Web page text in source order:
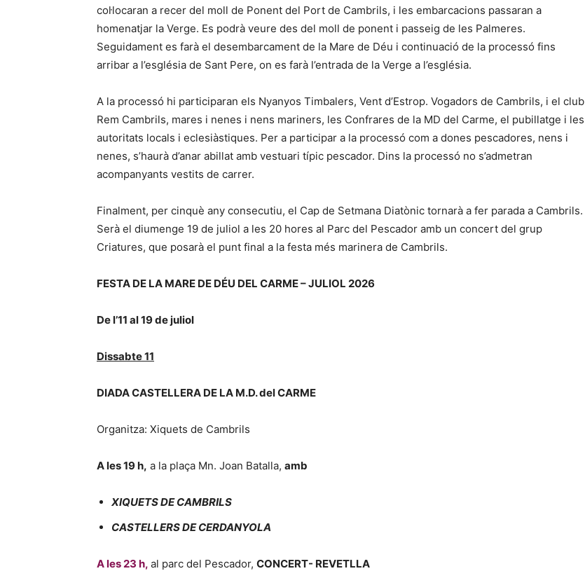
col·locaran a recer del moll de Ponent del Port de Cambrils, i les embarcacions passaran a
homenatjar la Verge. Es podrà veure des del moll de ponent i passeig de les Palmeres.
Seguidament es farà el desembarcament de la Mare de Déu i continuació de la processó fins
arribar a l’església de Sant Pere, on es farà l’entrada de la Verge a l’església.
A la processó hi participaran els Nyanyos Timbalers, Vent d’Estrop. Vogadors de Cambrils, i el club
Rem Cambrils, mares i nenes i nens mariners, les Confrares de la MD del Carme, el pubillatge i les
autoritats locals i eclesiàstiques. Per a participar a la processó com a dones pescadores, nens i
nenes, s’haurà d’anar abillat amb vestuari típic pescador. Dins la processó no s’admetran
acompanyants vestits de carrer.
Finalment, per cinquè any consecutiu, el Cap de Setmana Diatònic tornarà a fer parada a Cambrils.
Serà el diumenge 19 de juliol a les 20 hores al Parc del Pescador amb un concert del grup
Criatures, que posarà el punt final a la festa més marinera de Cambrils.
FESTA DE LA MARE DE DÉU DEL CARME – JULIOL 2026
De l’11 al 19 de juliol
Dissabte 11
DIADA CASTELLERA DE LA M.D. del CARME
Organitza: Xiquets de Cambrils
A les 19 h, a la plaça Mn. Joan Batalla, amb
XIQUETS DE CAMBRILS
CASTELLERS DE CERDANYOLA
A les 23 h, al parc del Pescador, CONCERT- REVETLLA